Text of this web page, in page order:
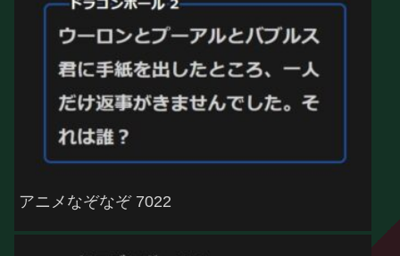
アニメなぞなぞ 7022